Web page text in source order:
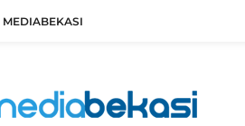
MEDIABEKASI